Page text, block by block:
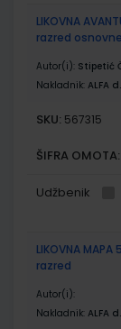
LIKOVNA
razred
Autor(i): Stipetić
Nakladnik: ALFA
SKU: 567315
ŠIFRA OMOTA:
Udžbenik
LIKOVNA
razred
Autor(i):
Nakladnik: ALFA